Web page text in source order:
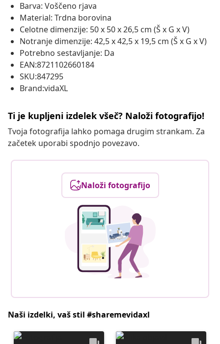
Barva: Voščeno rjava
Material: Trdna borovina
Celotne dimenzije: 50 x 50 x 26,5 cm (Š x G x V)
Notranje dimenzije: 42,5 x 42,5 x 19,5 cm (Š x G x V)
Potrebno sestavljanje: Da
EAN:8721102660184
SKU:847295
Brand:vidaXL
Ti je kupljeni izdelek všeč? Naloži fotografijo!
Tvoja fotografija lahko pomaga drugim strankam. Za
začetek uporabi spodnjo povezavo.
Naloži fotografijo
Naši izdelki, vaš stil #sharemevidaxl